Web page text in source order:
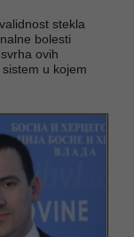
stekla
bolesti
ovih
u kojem